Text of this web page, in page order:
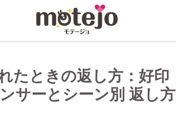
たときの返し方：好印
サーとシーン別 返し方